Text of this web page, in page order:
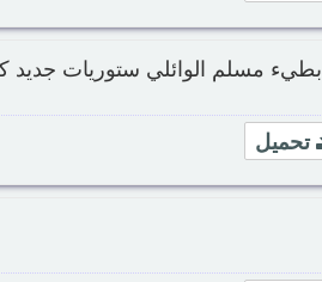
مسلم الوائلي ستوريات جديد
تحميل